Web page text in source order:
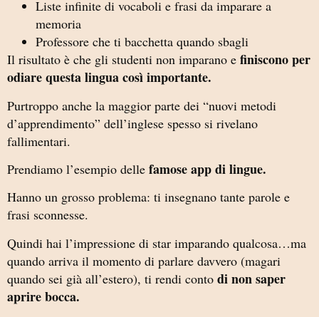
Liste infinite di vocaboli e frasi da imparare a
memoria
Professore che ti bacchetta quando sbagli
Il risultato è che gli studenti non imparano e finiscono per
odiare questa lingua così importante.
Purtroppo anche la maggior parte dei “nuovi metodi
d’apprendimento” dell’inglese spesso si rivelano
fallimentari.
Prendiamo l’esempio delle famose app di lingue.
Hanno un grosso problema: ti insegnano tante parole e
frasi sconnesse.
Quindi hai l’impressione di star imparando qualcosa…ma
quando arriva il momento di parlare davvero (magari
quando sei già all’estero), ti rendi conto di non saper
aprire bocca.